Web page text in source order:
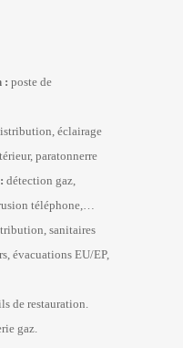
: poste de
éclairage
paratonnerre
détection gaz,
téléphone,…
sanitaires
évacuations EU/EP,
de restauration.
gaz.